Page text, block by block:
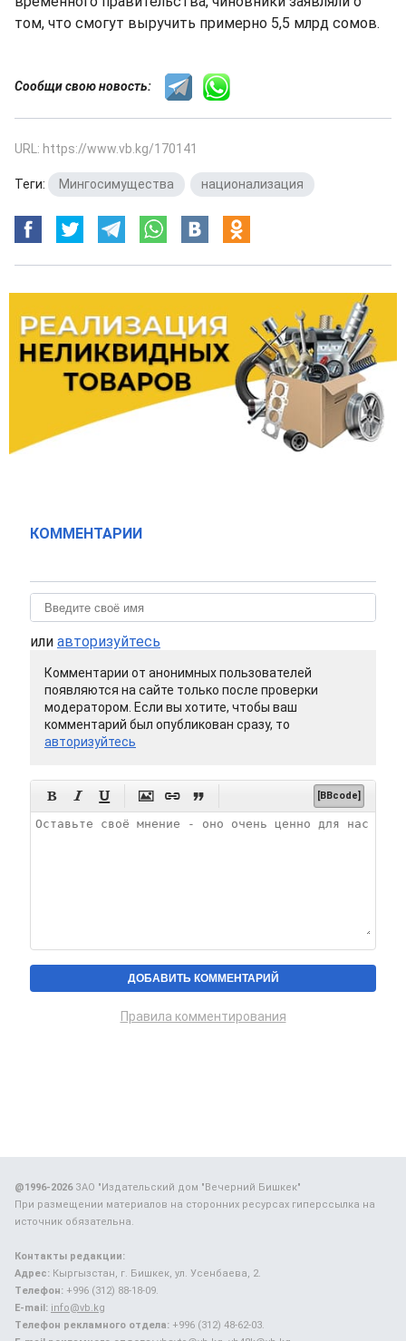
том, что смогут выручить примерно 5,5 млрд сомов.
Сообщи свою новость:
URL: https://www.vb.kg/170141
Теги: Мингосимущества национализация
КОММЕНТАРИИ
или авторизуйтесь
Комментарии от анонимных пользователей
появляются на сайте только после проверки
модератором. Если вы хотите, чтобы ваш
комментарий был опубликован сразу, то
авторизуйтесь
      [BBcode]
Правила комментирования
@1996-2026ЗАО "Издательский дом "Вечерний Бишкек"
При размещении материалов на сторонних ресурсах гиперссылка на
источник обязательна.
Контакты редакции:
Адрес: Кыргызстан, г. Бишкек, ул. Усенбаева, 2.
Телефон: +996 (312) 88-18-09.
E-mail: info@vb.kg
Телефон рекламного отдела: +996 (312) 48-62-03.